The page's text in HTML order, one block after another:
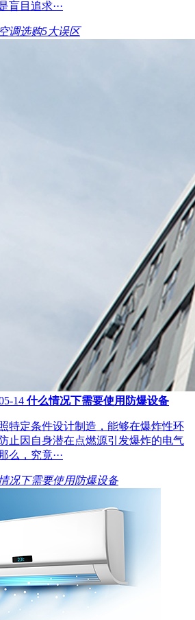
盲目追求···
14 什么情况下需要使用防爆设备
特定条件设计制造，能够在爆炸性环
止因自身潜在点燃源引发爆炸的电气
么，究竟···